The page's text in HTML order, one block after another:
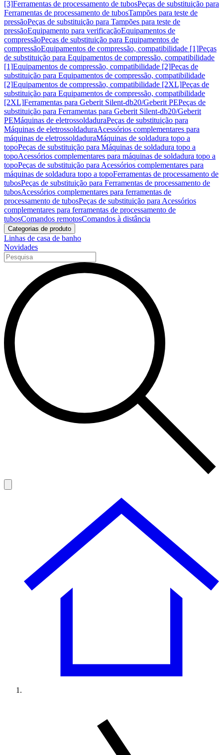
[3]Ferramentas de processamento de tubosPeças de substituição para
Ferramentas de processamento de tubosTampões para teste de
pressãoPeças de substituição para Tampões para teste de
pressãoEquipamento para verificaçãoEquipamentos de
compressãoPeças de substituição para Equipamentos de
compressãoEquipamentos de compressão, compatibilidade [1]Peças
de substituição para Equipamentos de compressão, compatibilidade
[1]Equipamentos de compressão, compatibilidade [2]Peças de
substituição para Equipamentos de compressão, compatibilidade
[2]Equipamentos de compressão, compatibilidade [2XL]Peças de
substituição para Equipamentos de compressão, compatibilidade
[2XL]Ferramentas para Geberit Silent-db20/Geberit PEPeças de
substituição para Ferramentas para Geberit Silent-db20/Geberit
PEMáquinas de eletrossoldaduraPeças de substituição para
Máquinas de eletrossoldaduraAcessórios complementares para
máquinas de eletrossoldaduraMáquinas de soldadura topo a
topoPeças de substituição para Máquinas de soldadura topo a
topoAcessórios complementares para máquinas de soldadura topo a
topoPeças de substituição para Acessórios complementares para
máquinas de soldadura topo a topoFerramentas de processamento de
tubosPeças de substituição para Ferramentas de processamento de
tubosAcessórios complementares para ferramentas de
processamento de tubosPeças de substituição para Acessórios
complementares para ferramentas de processamento de
tubosComandos remotosComandos à distância
Categorias de produto
Linhas de casa de banho
Novidades